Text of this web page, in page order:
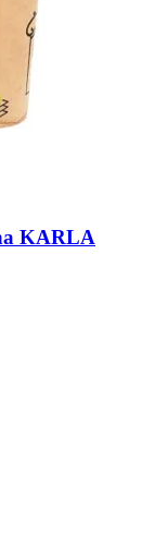
KARLA